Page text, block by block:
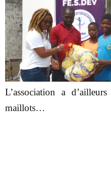
L’association a
maillots…